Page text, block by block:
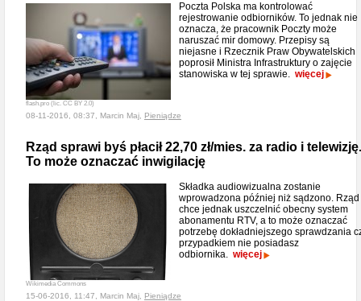
flash.pro (lic. CC BY 2.0)
Poczta Polska ma kontrolować
rejestrowanie odbiorników. To jednak nie
oznacza, że pracownik Poczty może
naruszać mir domowy. Przepisy są
niejasne i Rzecznik Praw Obywatelskich
poprosił Ministra Infrastruktury o zajęcie
stanowiska w tej sprawie. więcej
08-11-2016, 08:37, Marcin Maj, Pieniądze
Rząd sprawi byś płacił 22,70 zł/mies. za radio i telewizję.
To może oznaczać inwigilację
Wikimedia Commons
Składka audiowizualna zostanie
wprowadzona później niż sądzono. Rząd
chce jednak uszczelnić obecny system
abonamentu RTV, a to może oznaczać
potrzebę dokładniejszego sprawdzania
przypadkiem nie posiadasz
odbiornika. więcej
15-06-2016, 11:47, Marcin Maj, Pieniądze